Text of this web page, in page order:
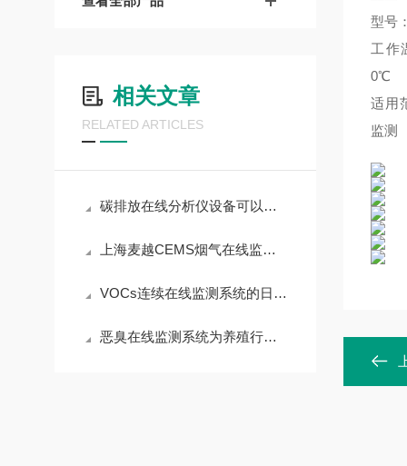
相关文章
RELATED ARTICLES
碳排放在线分析仪设备可以监测水泥厂气体浓度
上海麦越CEMS烟气在线监测系统日常运维指南
VOCs连续在线监测系统的日常保养和维护要点有哪些 上海麦越
恶臭在线监测系统为养殖行业提供更多方便
型号
工作
0℃
适用
监测